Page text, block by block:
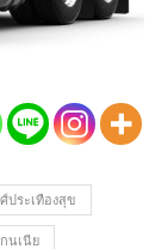
ประเทืองสุข
นเนีย